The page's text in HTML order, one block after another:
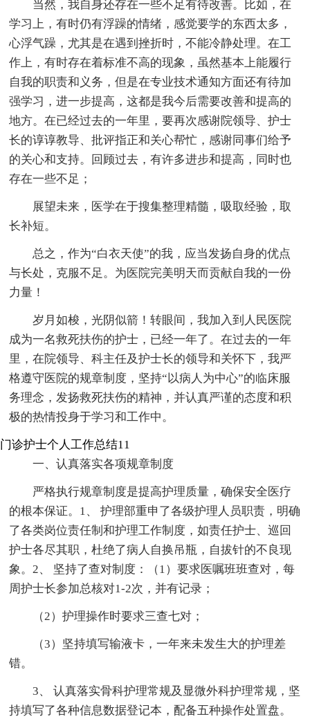
当然，我自身还存在一些不足有待改善。比如，在
学习上，有时仍有浮躁的情绪，感觉要学的东西太多，
心浮气躁，尤其是在遇到挫折时，不能冷静处理。在工
作上，有时存在着标准不高的现象，虽然基本上能履行
自我的职责和义务，但是在专业技术通知方面还有待加
强学习，进一步提高，这都是我今后需要改善和提高的
地方。在已经过去的一年里，要再次感谢院领导、护士
长的谆谆教导、批评指正和关心帮忙，感谢同事们给予
的关心和支持。回顾过去，有许多进步和提高，同时也
存在一些不足；
展望未来，医学在于搜集整理精髓，吸取经验，取
长补短。
总之，作为“白衣天使”的我，应当发扬自身的优点
与长处，克服不足。为医院完美明天而贡献自我的一份
力量！
岁月如梭，光阴似箭！转眼间，我加入到人民医院
成为一名救死扶伤的护士，已经一年了。在过去的一年
里，在院领导、科主任及护士长的领导和关怀下，我严
格遵守医院的规章制度，坚持“以病人为中心”的临床服
务理念，发扬救死扶伤的精神，并认真严谨的态度和积
极的热情投身于学习和工作中。
门诊护士个人工作总结11
一、认真落实各项规章制度
严格执行规章制度是提高护理质量，确保安全医疗
的根本保证。1、 护理部重申了各级护理人员职责，明确
了各类岗位责任制和护理工作制度，如责任护士、巡回
护士各尽其职，杜绝了病人自换吊瓶，自拔针的不良现
象。2、 坚持了查对制度：（1）要求医嘱班班查对，每
周护士长参加总核对1-2次，并有记录；
（2）护理操作时要求三查七对；
（3）坚持填写输液卡，一年来未发生大的护理差
错。
3、 认真落实骨科护理常规及显微外科护理常规，坚
持填写了各种信息数据登记本，配备五种操作处置盘。